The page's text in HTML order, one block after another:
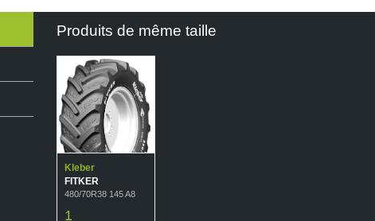
Produits de même taille
Kleber
FITKER
480/70R38 145 A8
1